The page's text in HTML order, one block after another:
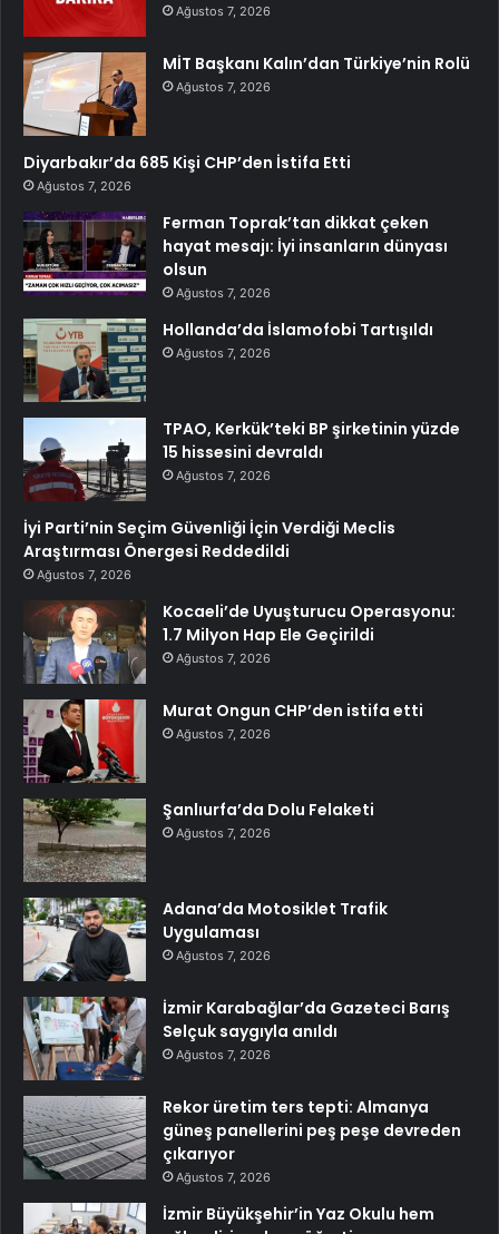
Ağustos 7, 2026
MİT Başkanı Kalın’dan Türkiye’nin Rolü
Ağustos 7, 2026
Diyarbakır’da 685 Kişi CHP’den İstifa Etti
Ağustos 7, 2026
Ferman Toprak’tan dikkat çeken
hayat mesajı: İyi insanların dünyası
olsun
Ağustos 7, 2026
Hollanda’da İslamofobi Tartışıldı
Ağustos 7, 2026
TPAO, Kerkük’teki BP şirketinin yüzde
15 hissesini devraldı
Ağustos 7, 2026
İyi Parti’nin Seçim Güvenliği İçin Verdiği Meclis
Araştırması Önergesi Reddedildi
Ağustos 7, 2026
Kocaeli’de Uyuşturucu Operasyonu:
1.7 Milyon Hap Ele Geçirildi
Ağustos 7, 2026
Murat Ongun CHP’den istifa etti
Ağustos 7, 2026
Şanlıurfa’da Dolu Felaketi
Ağustos 7, 2026
Adana’da Motosiklet Trafik
Uygulaması
Ağustos 7, 2026
İzmir Karabağlar’da Gazeteci Barış
Selçuk saygıyla anıldı
Ağustos 7, 2026
Rekor üretim ters tepti: Almanya
güneş panellerini peş peşe devreden
çıkarıyor
Ağustos 7, 2026
İzmir Büyükşehir’in Yaz Okulu hem